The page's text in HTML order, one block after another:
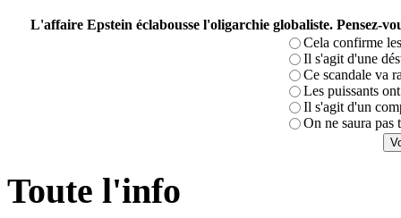
L'affaire Epstein éclabousse l'oligarchie globaliste. Pensez-
Cela confirme
Il s'agit d'une
Ce scandale va
Les puissants
Il s'agit d'un
On ne saura pas
Toute l'info